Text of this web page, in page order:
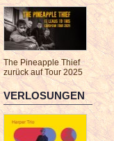
The Pineapple Thief
zurück auf Tour 2025
VERLOSUNGEN